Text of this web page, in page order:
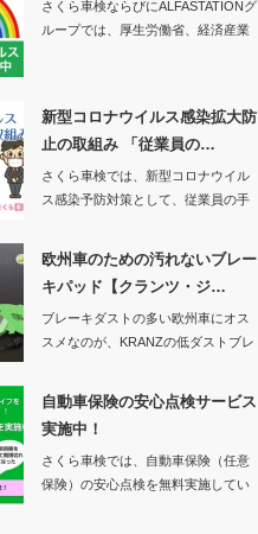
さくら車検ならびにALFASTATIONグ
ループでは、厚生労働省、経済産業
新型コロナウイルス感染拡大防
止の取組み 「従業員の…
さくら車検では、新型コロナウイル
ス感染予防対策として、従業員の手
欧州車のための汚れないブレー
キパッド【クランツ・ジ…
ブレーキダストの多い欧州車にオス
スメなのが、KRANZの低ダストブレ
自動車保険の安心点検サービス
実施中！
さくら車検では、自動車保険（任意
保険）の安心点検を無料実施してい